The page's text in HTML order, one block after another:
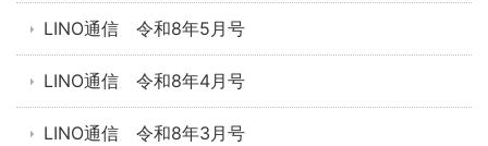
LINO通信 令和8年5月号
LINO通信 令和8年4月号
LINO通信 令和8年3月号